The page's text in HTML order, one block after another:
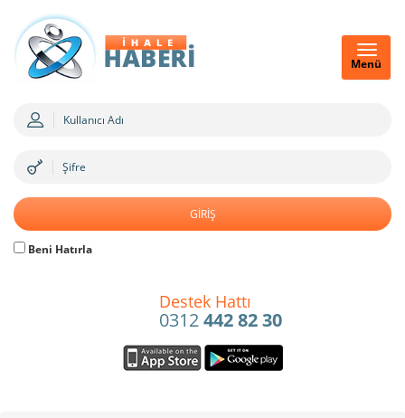
Menü
Beni Hatırla
Destek Hattı
0312442 82 30